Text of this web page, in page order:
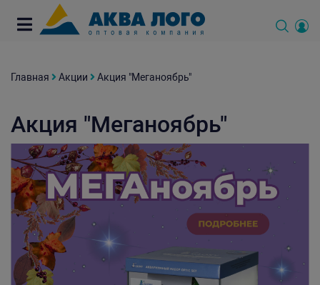
Главная Акции Акция "Меганоябрь"
Акция "Меганоябрь"